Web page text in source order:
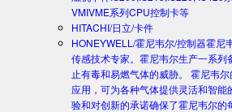
VMIVME系列CPU控制卡等
HITACHI/日立/卡件
HONEYWELL/霍尼韦尔/控制器霍尼
传感技术专家。霍尼韦尔生产一系
止有毒和易燃气体的威胁。 霍尼韦
应用，可为各种气体提供灵活和智
验和对创新的承诺确保了霍尼韦尔的